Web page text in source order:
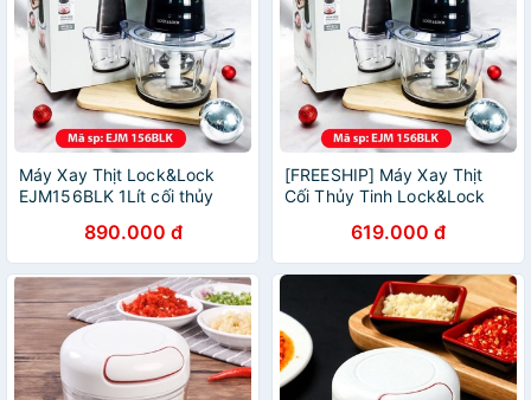
Máy Xay Thịt Lock&Lock
EJM156BLK 1Lít cối thủy
890.000 đ
[FREESHIP] Máy Xay Thịt
Cối Thủy Tinh Lock&Lock
619.000 đ